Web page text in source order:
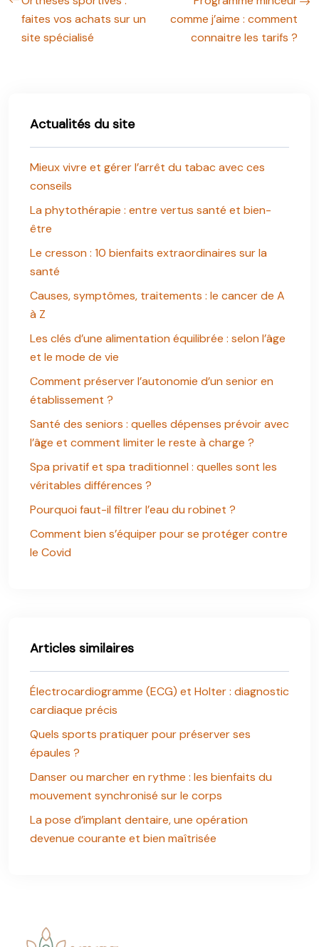
faites vos achats sur un
site spécialisé
comme j’aime : comment
connaitre les tarifs ?
Actualités du site
Mieux vivre et gérer l’arrêt du tabac avec ces
conseils
La phytothérapie : entre vertus santé et bien-
être
Le cresson : 10 bienfaits extraordinaires sur la
santé
Causes, symptômes, traitements : le cancer de A
à Z
Les clés d’une alimentation équilibrée : selon l’âge
et le mode de vie
Comment préserver l’autonomie d’un senior en
établissement ?
Santé des seniors : quelles dépenses prévoir avec
l’âge et comment limiter le reste à charge ?
Spa privatif et spa traditionnel : quelles sont les
véritables différences ?
Pourquoi faut-il filtrer l’eau du robinet ?
Comment bien s’équiper pour se protéger contre
le Covid
Articles similaires
Électrocardiogramme (ECG) et Holter : diagnostic
cardiaque précis
Quels sports pratiquer pour préserver ses
épaules ?
Danser ou marcher en rythme : les bienfaits du
mouvement synchronisé sur le corps
La pose d’implant dentaire, une opération
devenue courante et bien maîtrisée